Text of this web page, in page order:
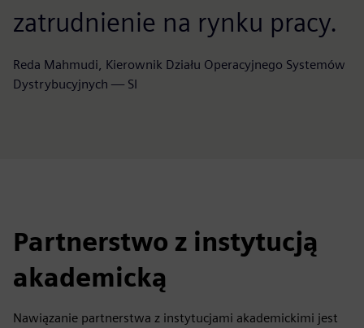
zatrudnienie na rynku pracy.
Reda Mahmudi, Kierownik Działu Operacyjnego Systemów
Dystrybucyjnych — SI
Partnerstwo z instytucją
akademicką
Nawiązanie partnerstwa z instytucjami akademickimi jest